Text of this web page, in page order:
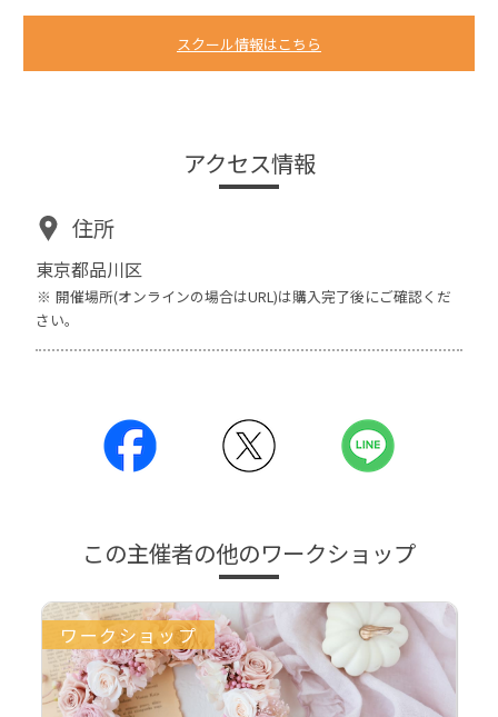
スクール情報はこちら
アクセス情報
住所
東京都品川区
開催場所(オンラインの場合はURL)は購入完了後にご確認くだ
さい。
この主催者の他のワークショップ
ワークショップ